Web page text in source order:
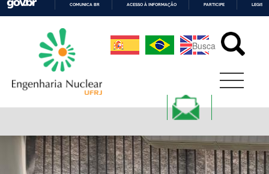
CONTEÚDO
COMUNICA BR ACESSO À INFORMAÇÃO PARTICIPE